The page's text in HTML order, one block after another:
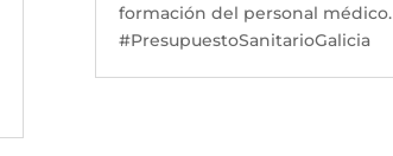
formación del personal médico.
#PresupuestoSanitarioGalicia